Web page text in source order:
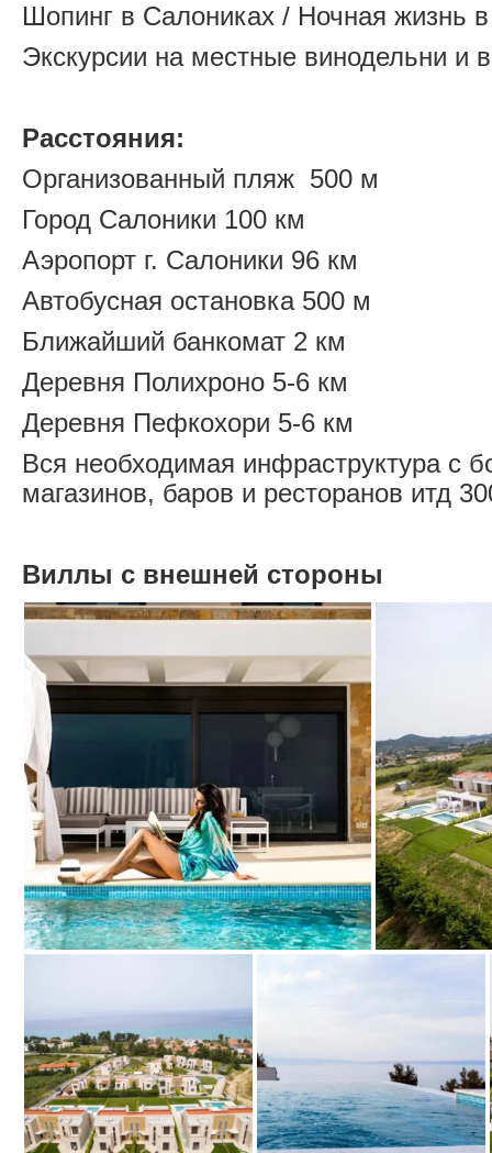
Шопинг в Салониках / Ночная жизнь
Экскурсии на местные винодельни и
Расстояния:
Организованный пляж 500 м
Город Салоники 100 км
Аэропорт г. Салоники 96 км
Автобусная остановка 500 м
Ближайший банкомат 2 км
Деревня Полихроно 5-6 км
Деревня Пефкохори 5-6 км
Вся необходимая инфраструктура с
магазинов, баров и ресторанов итд
Виллы с внешней стороны